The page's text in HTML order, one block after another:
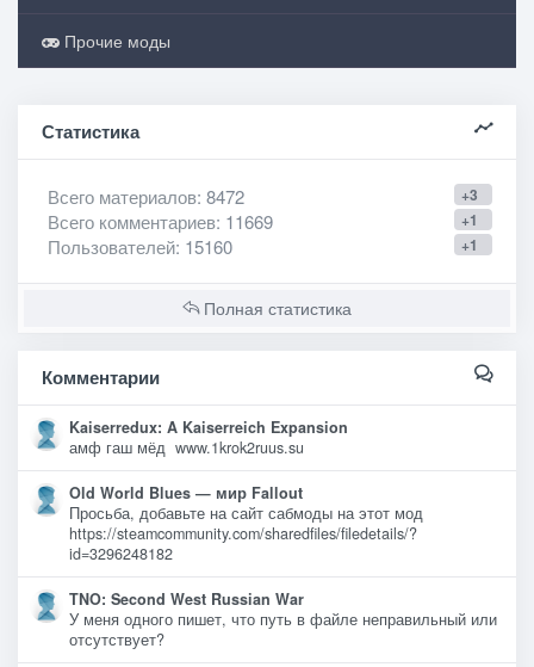
Прочие моды
Статистика
+3
Всего материалов: 8472
+1
Всего комментариев: 11669
+1
Пользователей: 15160
Полная статистика
Комментарии
Kaiserredux: A Kaiserreich Expansion
амф гаш мёд www.1krok2ruus.su
Old World Blues — мир Fallout
Просьба, добавьте на сайт сабмоды на этот мод
https://steamcommunity.com/sharedfiles/filedetails/?
id=3296248182
TNO: Second West Russian War
У меня одного пишет, что путь в файле неправильный или
отсутствует?